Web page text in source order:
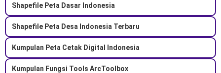
Shapefile Peta Dasar Indonesia
Shapefile Peta Desa Indonesia Terbaru
Kumpulan Peta Cetak Digital Indonesia
Kumpulan Fungsi Tools ArcToolbox